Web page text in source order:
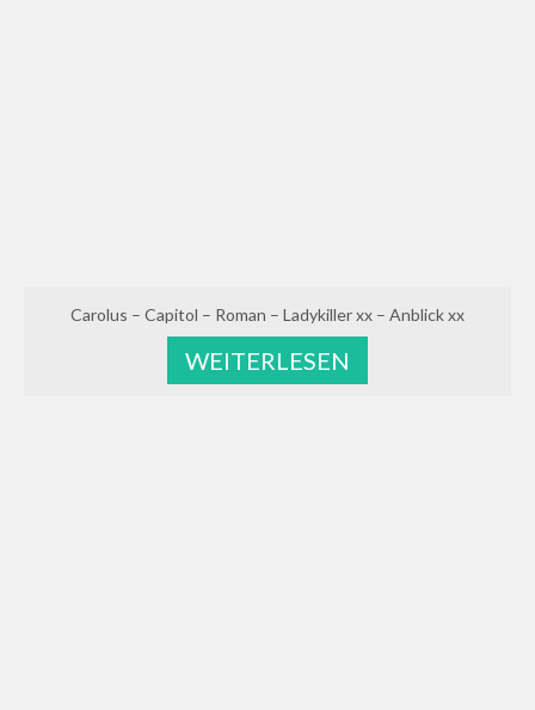
Carolus – Capitol – Roman – Ladykiller xx – Anblick xx
WEITERLESEN